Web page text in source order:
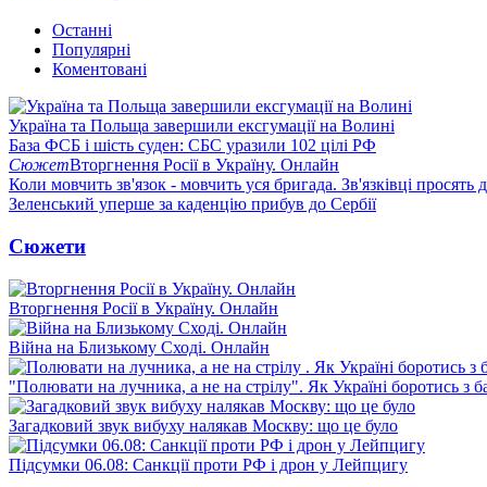
Останні
Популярні
Коментовані
Україна та Польща завершили ексгумації на Волині
База ФСБ і шість суден: СБС уразили 102 цілі РФ
СюжетВторгнення Росії в Україну. Онлайн
Коли мовчить зв'язок - мовчить уся бригада. Зв'язківці просять
Зеленський уперше за каденцію прибув до Сербії
Сюжети
Вторгнення Росії в Україну. Онлайн
Війна на Близькому Сході. Онлайн
"Полювати на лучника, а не на стрілу". Як Україні боротись з
Загадковий звук вибуху налякав Москву: що це було
Підсумки 06.08: Санкції проти РФ і дрон у Лейпцигу